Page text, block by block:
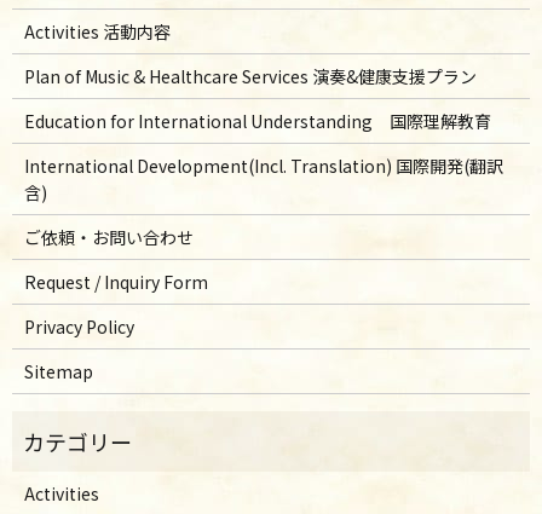
Activities 活動内容
Plan of Music & Healthcare Services 演奏&健康支援プラン
Education for International Understanding 国際理解教育
International Development(Incl. Translation) 国際開発(翻訳
含)
ご依頼・お問い合わせ
Request / Inquiry Form
Privacy Policy
Sitemap
Activities